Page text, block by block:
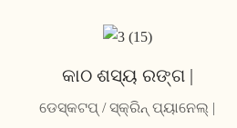
କାଠ ଶସ୍ୟ ରଙ୍ଗ |
ଡେସ୍କଟପ୍ / ସ୍କ୍ରିନ୍ ପ୍ୟାନେଲ୍ |